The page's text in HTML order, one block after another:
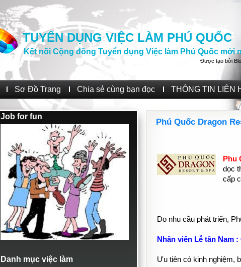
TUYỂN DỤNG VIỆC LÀM PHÚ QUỐC
Kết nối Cộng đồng Tuyển dụng Việc làm Phú Quốc mới
Được tạo bởi
Sơ Đồ Trang Chia sẻ cùng bạn đọc THÔNG TIN LIÊN
Job for fun
Danh mục việc làm
Phú Quốc Dragon
Phu
dọc
cấp
Do nhu cầu phát triển,
Nhân viên Lễ tân Nam
Ưu tiên có kinh nghiệm,